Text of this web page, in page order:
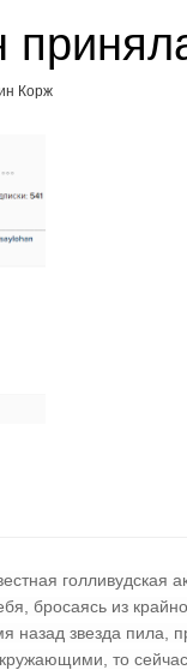
Корж
голливудская
бросаясь из
назад звезда пила,
то